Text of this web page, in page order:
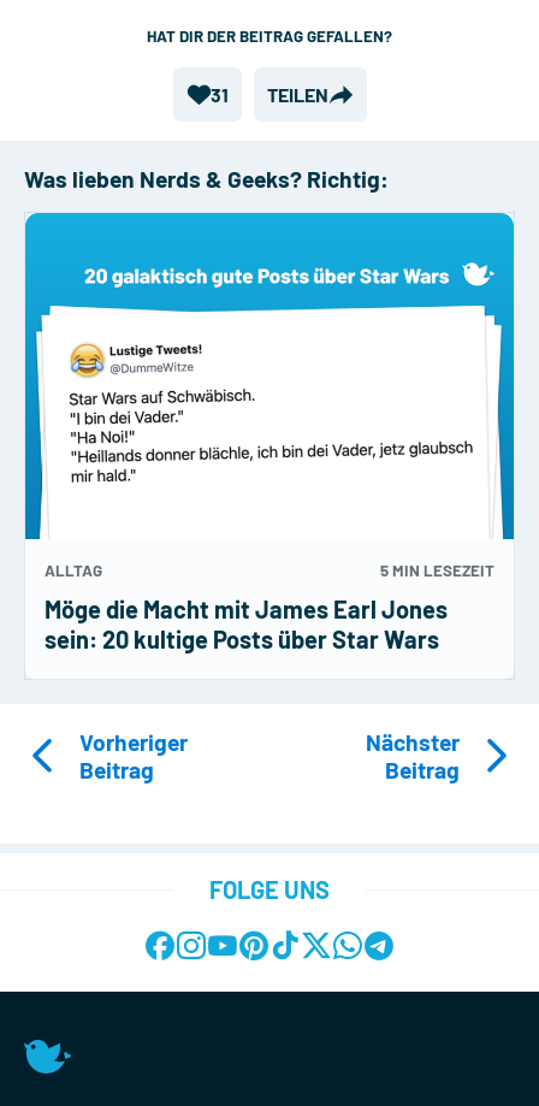
HAT DIR DER BEITRAG GEFALLEN?
31 TEILEN
Was lieben Nerds & Geeks? Richtig:
ALLTAG 5 MIN LESEZEIT
Möge die Macht mit James Earl Jones
sein: 20 kultige Posts über Star Wars
Vorheriger
Beitrag
Nächster
Beitrag
FOLGE UNS